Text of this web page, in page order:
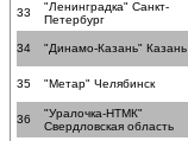
33
"Ленинградка" Санкт-
Петербург
34 "Динамо-Казань" Казань
35 "Метар" Челябинск
36
"Уралочка-НТМК"
Свердловская область